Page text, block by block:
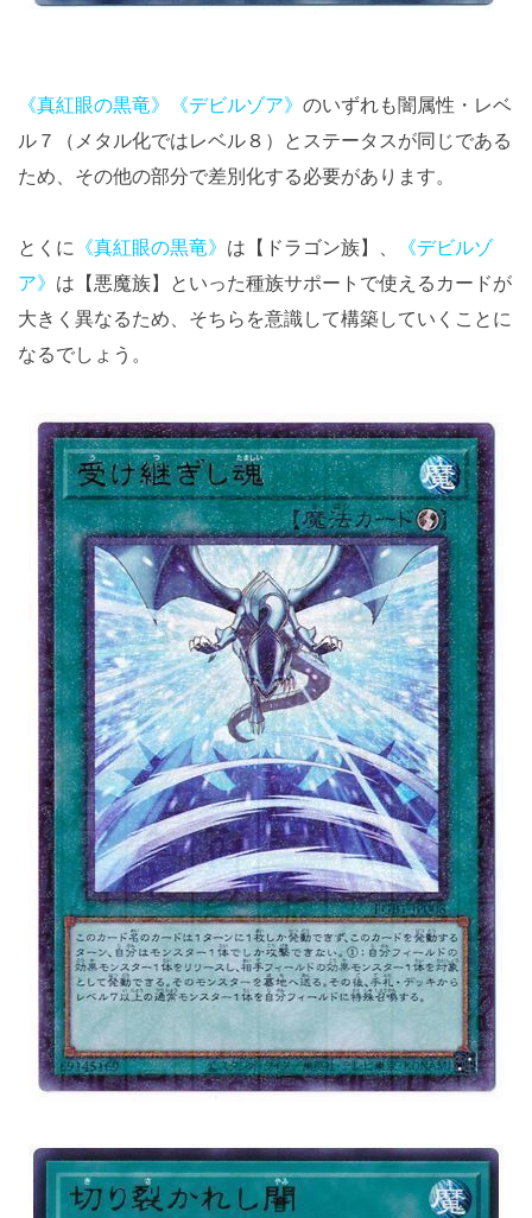
《真紅眼の黒竜》 《デビルゾア》 のいずれも闇属性・レベ
ル７（メタル化ではレベル８）とステータスが同じである
ため、その他の部分で差別化する必要があります。
とくに 《真紅眼の黒竜》 は【ドラゴン族】、
《デビルゾ
ア》 は【悪魔族】といった種族サポートで使えるカードが
大きく異なるため、そちらを意識して構築していくことに
なるでしょう。